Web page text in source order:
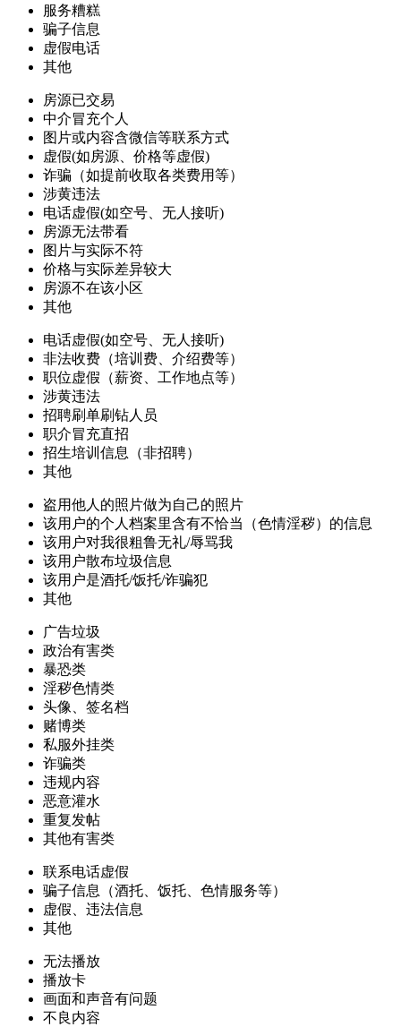
服务糟糕
骗子信息
虚假电话
其他
房源已交易
中介冒充个人
图片或内容含微信等联系方式
虚假(如房源、价格等虚假)
诈骗（如提前收取各类费用等）
涉黄违法
电话虚假(如空号、无人接听)
房源无法带看
图片与实际不符
价格与实际差异较大
房源不在该小区
其他
电话虚假(如空号、无人接听)
非法收费（培训费、介绍费等）
职位虚假（薪资、工作地点等）
涉黄违法
招聘刷单刷钻人员
职介冒充直招
招生培训信息（非招聘）
其他
盗用他人的照片做为自己的照片
该用户的个人档案里含有不恰当（色情淫秽）的信息
该用户对我很粗鲁无礼/辱骂我
该用户散布垃圾信息
该用户是酒托/饭托/诈骗犯
其他
广告垃圾
政治有害类
暴恐类
淫秽色情类
头像、签名档
赌博类
私服外挂类
诈骗类
违规内容
恶意灌水
重复发帖
其他有害类
联系电话虚假
骗子信息（酒托、饭托、色情服务等）
虚假、违法信息
其他
无法播放
播放卡
画面和声音有问题
不良内容